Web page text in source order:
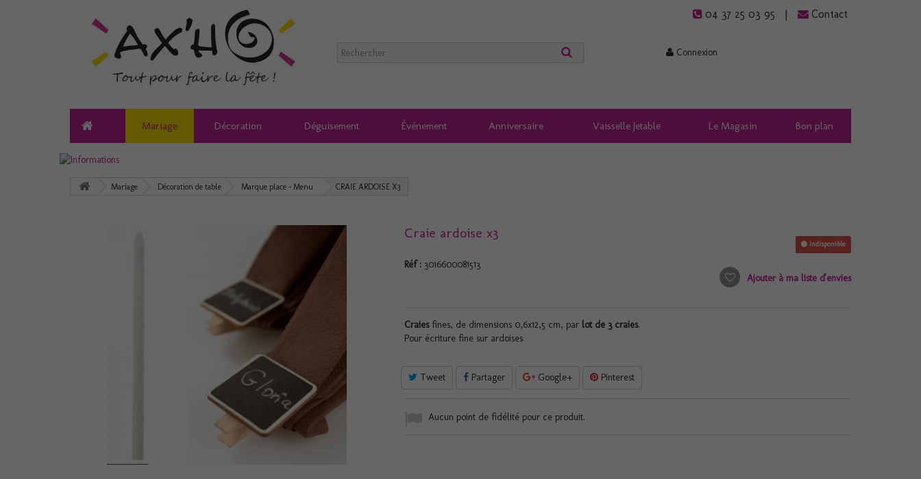
04 37 25 03 95 Contact
Connexion
Mariage Décoration Déguisement Événement Anniversaire Vaisselle Jetable Le Magasin Bon plan
Mariage Décoration de table Marque place - Menu CRAIE ARDOISE X3
Craie ardoise x3
Réf : 3016600081513
Indisponible
Ajouter à ma liste d'envies
Craiesfines, de dimensions 0,6x12,5 cm, par lot de 3 craies.
Pour écriture fine sur ardoises
Tweet Partager Google+ Pinterest
Aucun point de fidélité pour ce produit.